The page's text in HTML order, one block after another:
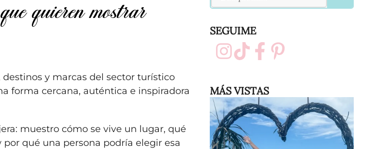
quieren mostrar
y marcas del sector turístico
forma cercana, auténtica e inspiradora
muestro cómo se vive un lugar, qué
qué una persona podría elegir esa
SEGUIME
MÁS VISTAS